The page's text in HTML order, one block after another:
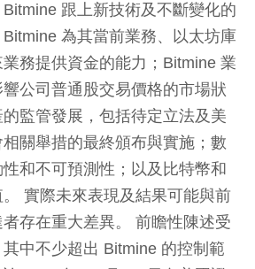
跟上新技術及不斷變化的
為其當前業務、以太坊庫
務提供資金的能力；Bitmine 業
公司普通股交易價格的市場狀
監管發展，包括待定立法及美
關舉措的最終頒布與實施；數
和不可預測性；以及比特幣和
實際未來表現及結果可能與前
存在重大差異。 前瞻性陳述受
中不少超出 Bitmine 的控制範